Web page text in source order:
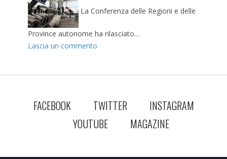
La Conferenza delle Regioni e delle
Province autonome ha rilasciato…
Lascia un commento
FACEBOOK TWITTER
INSTAGRAM
YOUTUBE
MAGAZINE